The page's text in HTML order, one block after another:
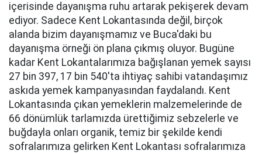
içerisinde dayanışma ruhu artarak pekişerek devam
ediyor. Sadece Kent Lokantasında değil, birçok
alanda bizim dayanışmamız ve Buca'daki bu
dayanışma örneği ön plana çıkmış oluyor. Bugüne
kadar Kent Lokantalarımıza bağışlanan yemek sayısı
27 bin 397, 17 bin 540'ta ihtiyaç sahibi vatandaşımız
askıda yemek kampanyasından faydalandı. Kent
Lokantasında çıkan yemeklerin malzemelerinde de
66 dönümlük tarlamızda ürettiğimiz sebzelerle ve
buğdayla onları organik, temiz bir şekilde kendi
sofralarımıza gelirken Kent Lokantası sofralarımıza